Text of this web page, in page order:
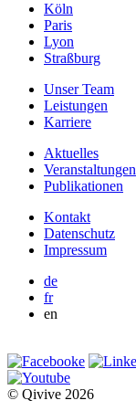
Köln
Paris
Lyon
Straßburg
Unser Team
Leistungen
Karriere
Aktuelles
Veranstaltungen
Publikationen
Kontakt
Datenschutz
Impressum
de
fr
en
© Qivive 2026